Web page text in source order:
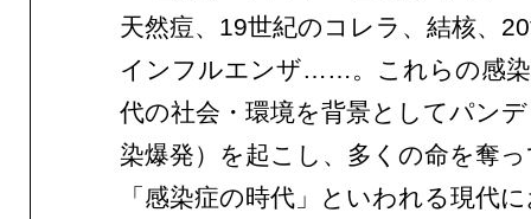
天然痘、19世紀のコレラ、結核、
インフルエンザ……。これらの感
代の社会・環境を背景としてパン
染爆発）を起こし、多くの命を奪
「感染症の時代」といわれる現代